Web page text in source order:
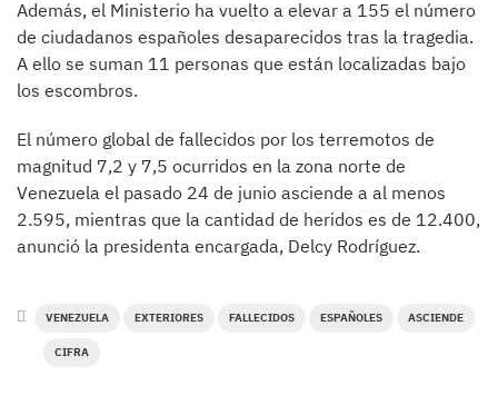
Además, el Ministerio ha vuelto a elevar a 155 el número
de ciudadanos españoles desaparecidos tras la tragedia.
A ello se suman 11 personas que están localizadas bajo
los escombros.
El número global de fallecidos por los terremotos de
magnitud 7,2 y 7,5 ocurridos en la zona norte de
Venezuela el pasado 24 de junio asciende a al menos
2.595, mientras que la cantidad de heridos es de 12.400,
anunció la presidenta encargada, Delcy Rodríguez.
VENEZUELA EXTERIORES FALLECIDOS ESPAÑOLES ASCIENDE
CIFRA